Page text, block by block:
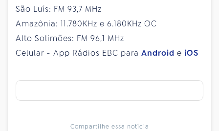
São Luís: FM 93,7 MHz
Amazônia: 11.780KHz e 6.180KHz OC
Alto Solimões: FM 96,1 MHz
Celular - App Rádios EBC para Android e iOS
Compartilhe essa notícia